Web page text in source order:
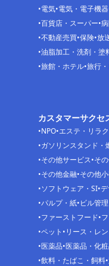
電気 電気・電子機器
百貨店・スーパー
不動産売買 保険 放
油脂加工・洗剤・塗
旅館・ホテル 旅行
カスタマーサクセ
NPO エステ・リラ
ガソリンスタンド・
その他サービス そ
その他金融 その他
ソフトウェア・SI
パルプ・紙 ビル管
ファーストフード
ペット リース・レ
医薬品 医薬品・化
飲料・たばこ・飼料